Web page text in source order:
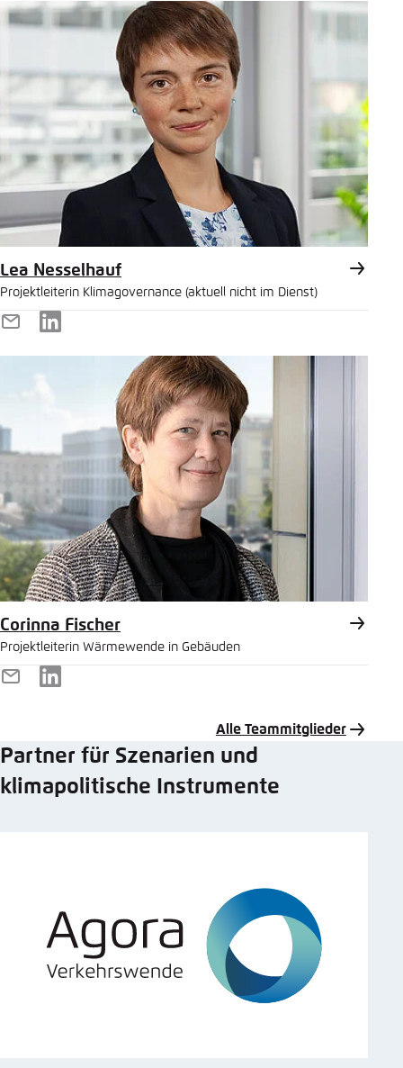
Lea Nesselhauf
Projektleiterin Klimagovernance (aktuell nicht im Dienst)
E-
Mail
LinkedIn
Corinna Fischer
Projektleiterin Wärmewende in Gebäuden
E-
LinkedIn
Alle Teammitglieder
Partner für Szenarien und
klimapolitische Instrumente